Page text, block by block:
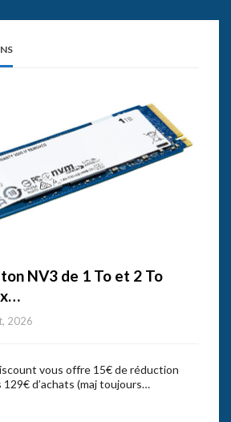
NV3 de 1 To et 2 To
2026
vous offre 15€ de réduction
129€ d’achats (maj toujours…